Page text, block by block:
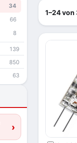
34
66
8
139
850
63
›
1–24